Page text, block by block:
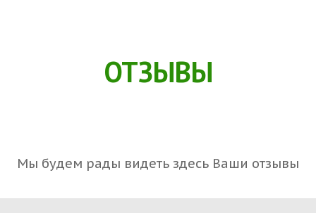
ОТЗЫВЫ
Мы будем рады видеть здесь Ваши отзывы